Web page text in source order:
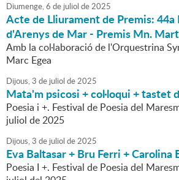
Diumenge,6 de juliol de2025
Acte de Lliurament de Premis:
d'Arenys de Mar - Premis Mn.
Amb la col·laboració de l'Orquestrina
Marc Egea
Dijous,3 de juliol de2025
Mata'm psicosi + col·loqui + tastet
Poesia i +. Festival de Poesia del
juliol de 2025
Dijous,3 de juliol de2025
Eva Baltasar + Bru Ferri + Carolina
Poesia I +. Festival de Poesia del